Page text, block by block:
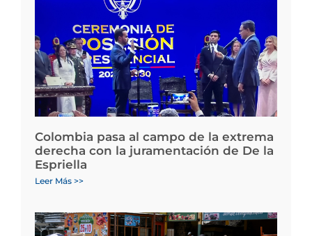
Colombia pasa al campo de la extrema
derecha con la juramentación de De la
Espriella
Leer Más >>